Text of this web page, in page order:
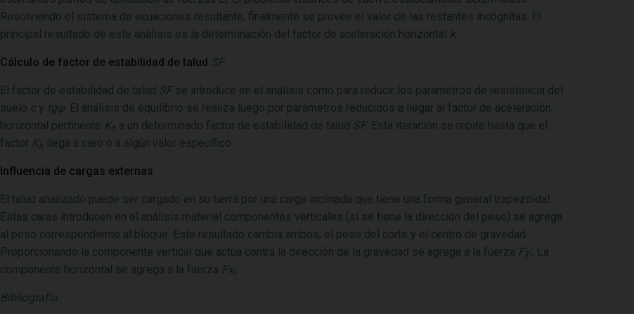
i
Resolviendo el sistema de ecuaciones resultante, finalmente se provee el valor de las restantes incógnitas. El
principal resultado de este análisis es la determinación del factor de aceleración horizontal k
Cálculo de factor de estabilidad de talud SF
El factor de estabilidad de talud SF se introduce en el análisis como para reducir los parámetros de resistencia del
suelo cy tgφ . El análisis de equilibrio se realiza luego por parámetros reducidos a llegar al factor de aceleración
horizontal pertinente Kh a un determinado factor de estabilidad de talud SF . Esta iteración se repite hasta que el
factor Kh llega a cero o a algún valor específico.
Influencia de cargas externas
El talud analizado puede ser cargado en su tierra por una carga inclinada que tiene una forma general trapezoidal.
Estas caras introducen en el análisis material componentes verticales (si se tiene la dirección del peso) se agrega
al peso correspondiente al bloque. Este resultado cambia ambos, el peso del corte y el centro de gravedad.
Proporcionando la componente vertical que actúa contra la dirección de la gravedad se agrega a la fuerza Fyi
. La
componente horizontal se agrega a la fuerza Fxi
Bibliografía: